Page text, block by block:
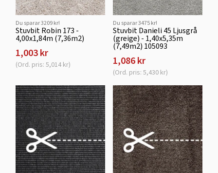
Du sparar 3209 kr!
Stuvbit Robin 173 -
4,00x1,84m (7,36m2)
1,003 kr
(Ord. pris: 5,014 kr)
Du sparar 3475 kr!
Stuvbit Danieli 45 Ljusgrå
(greige) - 1,40x5,35m
(7,49m2) 105093
1,086 kr
(Ord. pris: 5,430 kr)